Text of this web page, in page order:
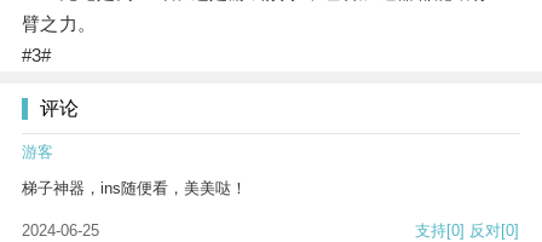
臂之力。
#3#
评论
游客
梯子神器，ins随便看，美美哒！
2024-06-25 支持[0] 反对[0]